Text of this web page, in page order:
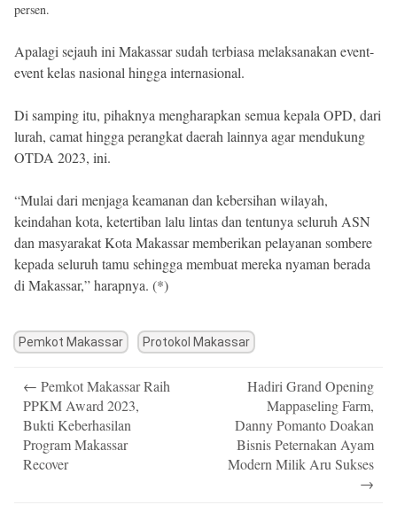
persen.
Apalagi sejauh ini Makassar sudah terbiasa melaksanakan event-
event kelas nasional hingga internasional.
Di samping itu, pihaknya mengharapkan semua kepala OPD, dari
lurah, camat hingga perangkat daerah lainnya agar mendukung
OTDA 2023, ini.
“Mulai dari menjaga keamanan dan kebersihan wilayah,
keindahan kota, ketertiban lalu lintas dan tentunya seluruh ASN
dan masyarakat Kota Makassar memberikan pelayanan sombere
kepada seluruh tamu sehingga membuat mereka nyaman berada
di Makassar,” harapnya. (*)
Pemkot Makassar Protokol Makassar
navigation
← Pemkot Makassar Raih
PPKM Award 2023,
Bukti Keberhasilan
Program Makassar
Recover
Hadiri Grand Opening
Mappaseling Farm,
Danny Pomanto Doakan
Bisnis Peternakan Ayam
Modern Milik Aru Sukses
→